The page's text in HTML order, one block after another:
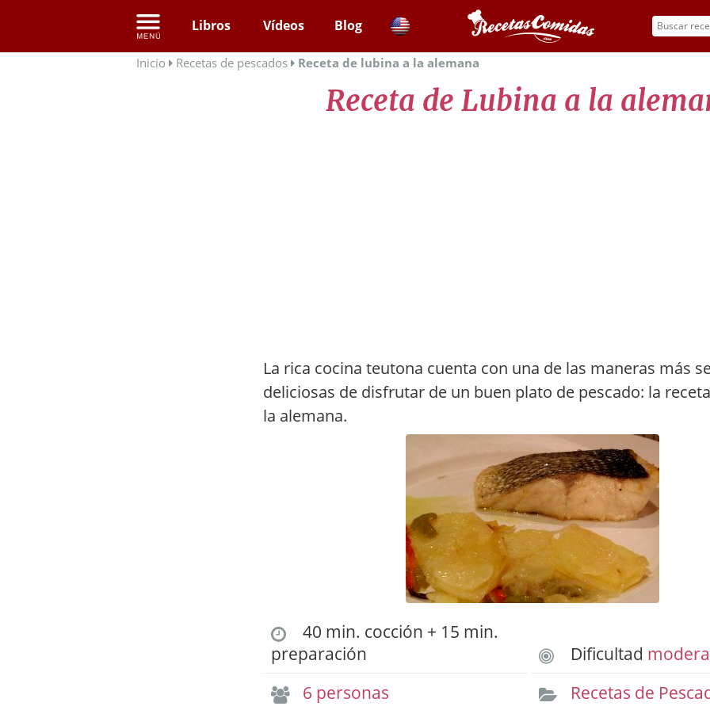
Libros Vídeos Blog
Inicio Recetas de pescados Receta de lubina a la alemana
Receta de Lubina a la
La rica cocina teutona cuenta con una de las maneras más
deliciosas de disfrutar de un buen plato de pescado: la
la alemana.
40 min. cocción + 15 min.
preparación
Dificultad
6 personas
Recetas de